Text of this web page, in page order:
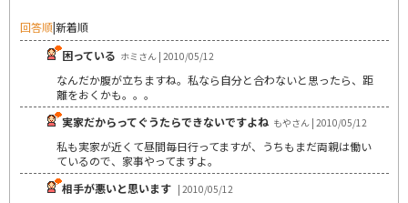
回答順|新着順
困っている ホミさん | 2010/05/12
なんだか腹が立ちますね。私なら自分と合わないと思ったら、距
離をおくかも。。。
実家だからってぐうたらできないですよね もやさん | 2010/05/12
私も実家が近くて昼間毎日行ってますが、うちもまだ両親は働い
ているので、家事やってますよ。
相手が悪いと思います | 2010/05/12